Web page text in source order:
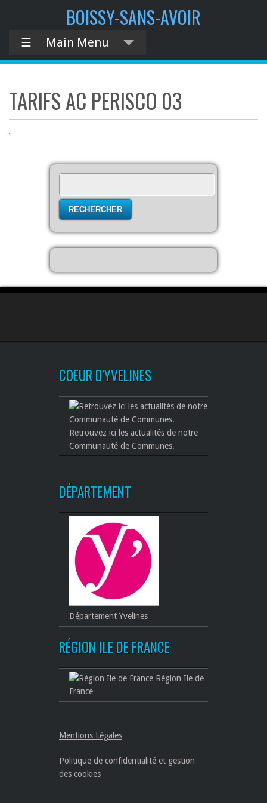
BOISSY-SANS-AVOIR
☰ Main Menu
TARIFS AC PERISCO 03
COEUR D'YVELINES
Retrouvez ici les actualités de notre
Communauté de Communes.
DÉPARTEMENT
Département Yvelines
RÉGION ILE DE FRANCE
Région Ile de
France
Mentions Légales
Politique de confidentialité et gestion
des cookies